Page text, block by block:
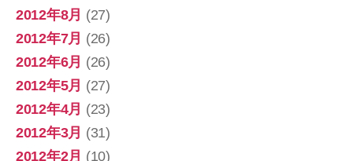
2012年8月 (27)
2012年7月 (26)
2012年6月 (26)
2012年5月 (27)
2012年4月 (23)
2012年3月 (31)
2012年2月 (10)